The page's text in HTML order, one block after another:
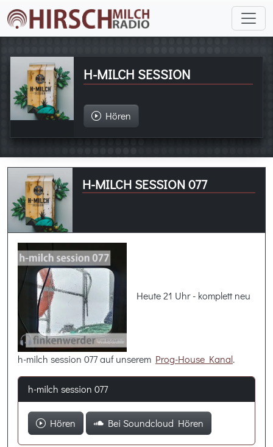
H-MILCH SESSION
Hören
H-MILCH SESSION 077
Heute 21 Uhr - komplett neu
h-milch session 077 auf unserem Prog-House Kanal.
h-milch session 077
Hören Bei Soundcloud Hören